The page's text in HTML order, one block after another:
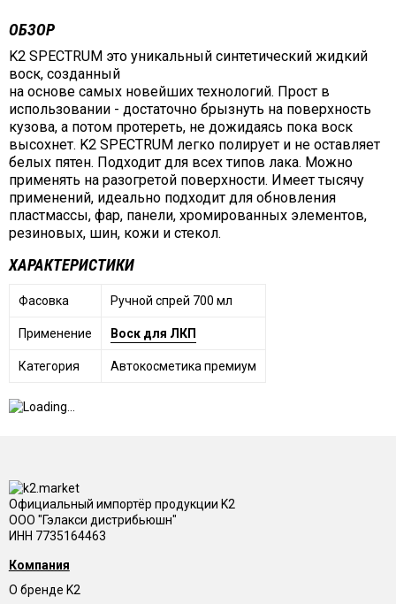
ОБЗОР
K2 SPECTRUM это уникальный синтетический жидкий
воск, созданный
на основе самых новейших технологий. Прост в
использовании - достаточно брызнуть на поверхность
кузова, а потом протереть, не дожидаясь пока воск
высохнет. K2 SPECTRUM легко полирует и не оставляет
белых пятен. Подходит для всех типов лака. Можно
применять на разогретой поверхности. Имеет тысячу
применений, идеально подходит для обновления
пластмассы, фар, панели, хромированных элементов,
резиновых, шин, кожи и стекол.
ХАРАКТЕРИСТИКИ
Фасовка Ручной спрей 700 мл
Применение Воск для ЛКП
Категория Автокосметика премиум
Официальный импортёр продукции K2
ООО "Гэлакси дистрибьюшн"
ИНН 7735164463
Компания
О бренде K2